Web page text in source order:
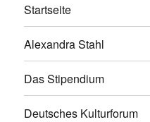
Startseite
Alexandra Stahl
Das Stipendium
Deutsches Kulturforum